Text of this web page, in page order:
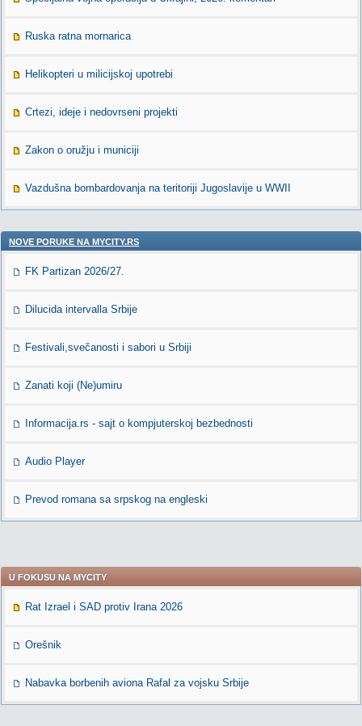
Ruska ratna mornarica
Helikopteri u milicijskoj upotrebi
Crtezi, ideje i nedovrseni projekti
Zakon o oružju i municiji
Vazdušna bombardovanja na teritoriji Jugoslavije u WWII
NOVE PORUKE NA MYCITY.RS
FK Partizan 2026/27.
Dilucida intervalla Srbije
Festivali,svečanosti i sabori u Srbiji
Zanati koji (Ne)umiru
Informacija.rs - sajt o kompjuterskoj bezbednosti
Audio Player
Prevod romana sa srpskog na engleski
U FOKUSU NA MYCITY
Rat Izrael i SAD protiv Irana 2026
Orešnik
Nabavka borbenih aviona Rafal za vojsku Srbije